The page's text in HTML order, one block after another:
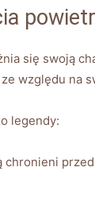
się swoją
względu
legendy:
chronieni